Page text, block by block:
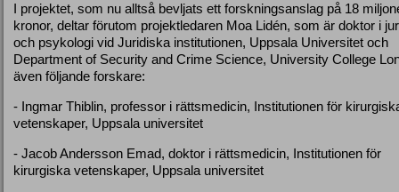
I projektet, som nu alltså bevljats ett forskningsanslag på 18
kronor, deltar förutom projektledaren Moa Lidén, som är doktor i
och psykologi vid Juridiska institutionen, Uppsala Universitet och
Department of Security and Crime Science, University College
även följande forskare:
- Ingmar Thiblin, professor i rättsmedicin, Institutionen för
vetenskaper, Uppsala universitet
- Jacob Andersson Emad, doktor i rättsmedicin, Institutionen för
kirurgiska vetenskaper, Uppsala universitet